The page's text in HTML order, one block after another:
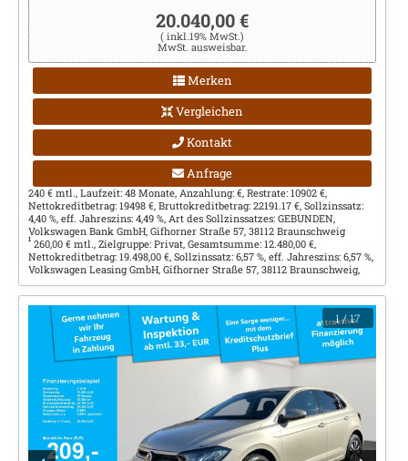
20.040,00 €
( inkl.19% MwSt.)
MwSt. ausweisbar.
Merken
Vergleichen
Kontakt
Anfrage
240 € mtl., Laufzeit: 48 Monate, Anzahlung: €, Restrate: 10902 €,
Nettokreditbetrag: 19498 €, Bruttokreditbetrag: 22191.17 €, Sollzinssatz:
4,40 %, eff. Jahreszins: 4,49 %, Art des Sollzinssatzes: GEBUNDEN,
Volkswagen Bank GmbH, Gifhorner Straße 57, 38112 Braunschweig
1 260,00 € mtl., Zielgruppe: Privat, Gesamtsumme: 12.480,00 €,
Nettokreditbetrag: 19.498,00 €, Sollzinssatz: 6,57 %, eff. Jahreszins: 6,57 %,
Volkswagen Leasing GmbH, Gifhorner Straße 57, 38112 Braunschweig,
1/ 17